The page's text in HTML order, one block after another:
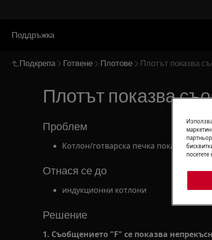
Поддръжка
Подкрепа Готвене Плотове Плотът показва
Плотът показва
Проблем
Котлон/готварска печка показва
Отнася се до
индукционни котлони
Решение
1. Съобщението "F" се показва